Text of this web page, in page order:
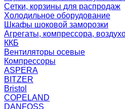
Сетки, корзины для распродаж
Холодильное оборудование
Шкафы шоковой заморозки
Агрегаты, компрессора,
ККБ
Вентиляторы осевые
Компрессоры
ASPERA
BITZER
Bristol
COPELAND
DANFOSS